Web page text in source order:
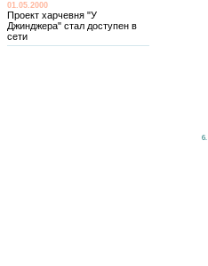
01.05.2000
Проект харчевня "У
Джинджера" стал доступен в
сети